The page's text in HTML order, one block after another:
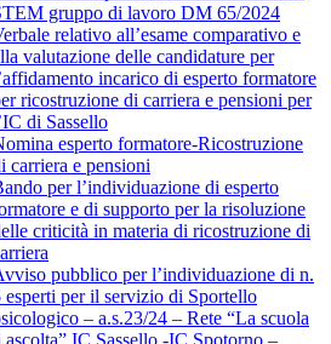
gruppo di lavoro DM 65/2024
relativo all’esame comparativo e
valutazione delle candidature per
incarico di esperto formatore
ricostruzione di carriera e pensioni per
di Sassello
esperto formatore-Ricostruzione
carriera e pensioni
per l’individuazione di esperto
e di supporto per la risoluzione
criticità in materia di ricostruzione di
pubblico per l’individuazione di n.
esperti per il servizio di Sportello
– a.s.23/24 – Rete “La scuola